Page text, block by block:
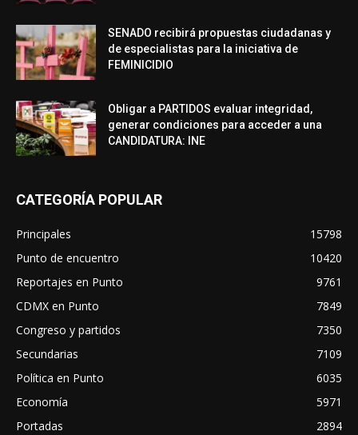
SENADO recibirá propuestas ciudadanas y
de especialistas para la iniciativa de
FEMINICIDIO
Obligar a PARTIDOS evaluar integridad,
generar condiciones para acceder a una
CANDIDATURA: INE
CATEGORÍA POPULAR
Principales
15798
Punto de encuentro
10420
Reportajes en Punto
9761
CDMX en Punto
7849
Congreso y partidos
7350
Secundarias
7109
Política en Punto
6035
Economía
5971
Portadas
2894